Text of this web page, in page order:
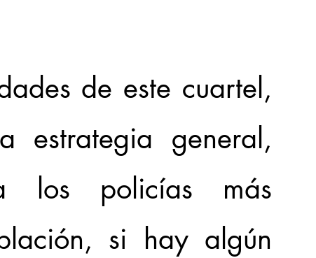
de este cuartel,
estrategia general,
los policías más
si hay algún